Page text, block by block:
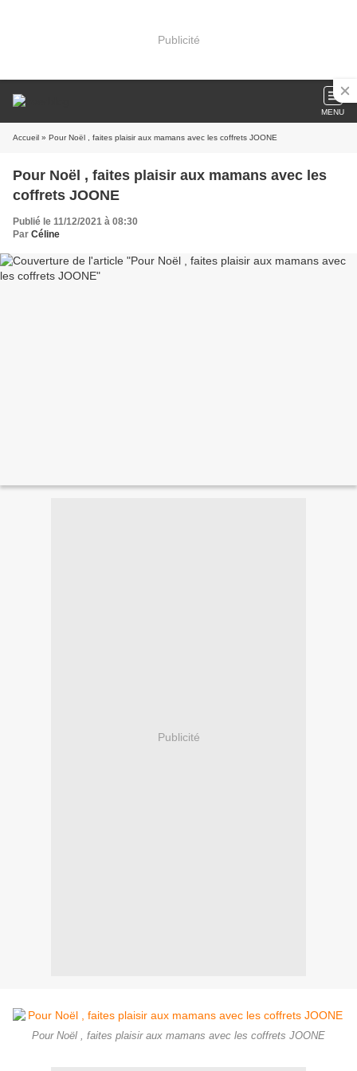
Publicité
MENU
Accueil » Pour Noël , faites plaisir aux mamans avec les coffrets JOONE
Pour Noël , faites plaisir aux mamans avec les
coffrets JOONE
Publié le 11/12/2021 à 08:30
Par Céline
Publicité
Pour Noël , faites plaisir aux mamans avec les coffrets JOONE